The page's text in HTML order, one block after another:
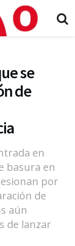
se
de
en
basura en
por
de
aún
de lanzar